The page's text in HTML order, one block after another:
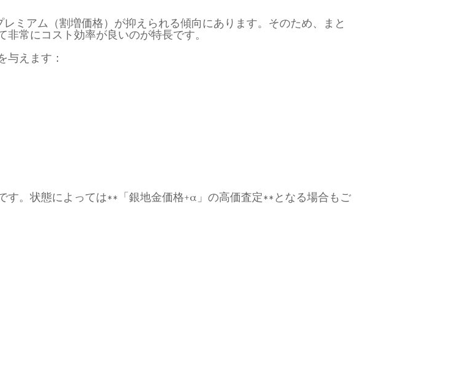
ミアム（割増価格）が抑えられる傾向にあります。そのため、まと
常にコスト効率が良いのが特長です。
与えます：
す。状態によっては**「銀地金価格+α」の高価査定**となる場合もご